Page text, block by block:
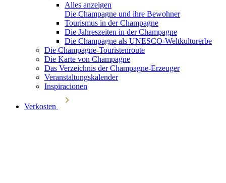
Alles anzeigen
Die Champagne und ihre Bewohner
Tourismus in der Champagne
Die Jahreszeiten in der Champagne
Die Champagne als UNESCO-Weltkulturerbe
Die Champagne-Touristenroute
Die Karte von Champagne
Das Verzeichnis der Champagne-Erzeuger
Veranstaltungskalender
Inspiracionen
Verkosten